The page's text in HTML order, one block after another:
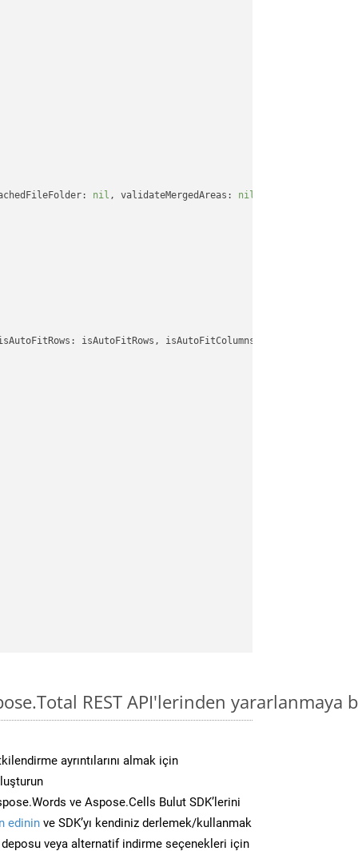
nil , validateMergedAreas: nil
isAutoFitRows, isAutoFitColumns:
REST API'lerinden yararlanmaya
ayrıntılarını almak için
ve Aspose.Cells Bulut SDK’lerini
edinin ve SDK’yı kendiniz derlemek/kullanmak
deposu veya alternatif indirme seçenekleri için